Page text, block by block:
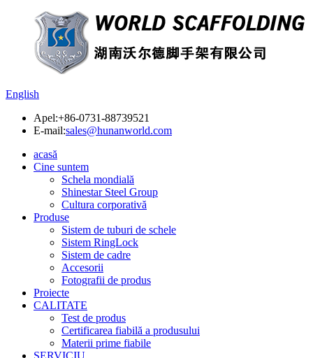
English
Apel:+86-0731-88739521
E-mail:sales@hunanworld.com
acasă
Cine suntem
Schela mondială
Shinestar Steel Group
Cultura corporativă
Produse
Sistem de tuburi de schele
Sistem RingLock
Sistem de cadre
Accesorii
Fotografii de produs
Proiecte
CALITATE
Test de produs
Certificarea fiabilă a produsului
Materii prime fiabile
SERVICIU